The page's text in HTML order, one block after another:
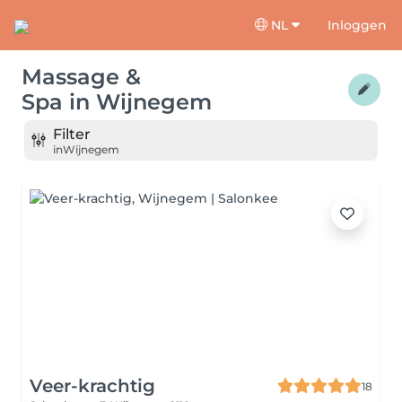
NL Inloggen
Massage &
Spa in Wijnegem
Filter
inWijnegem
Veer-krachtig
18